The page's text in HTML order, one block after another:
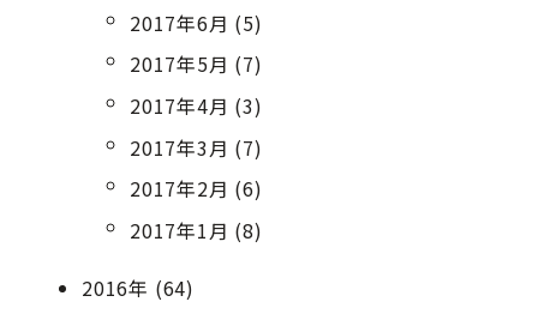
2017年6月 (5)
2017年5月 (7)
2017年4月 (3)
2017年3月 (7)
2017年2月 (6)
2017年1月 (8)
2016年 (64)